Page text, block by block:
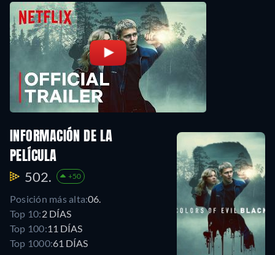
INFORMACIÓN DE LA
PELÍCULA
502. +50
Posición más alta:06.
Top 10:2 DÍAS
Top 100:11 DÍAS
Top 1000:61 DÍAS